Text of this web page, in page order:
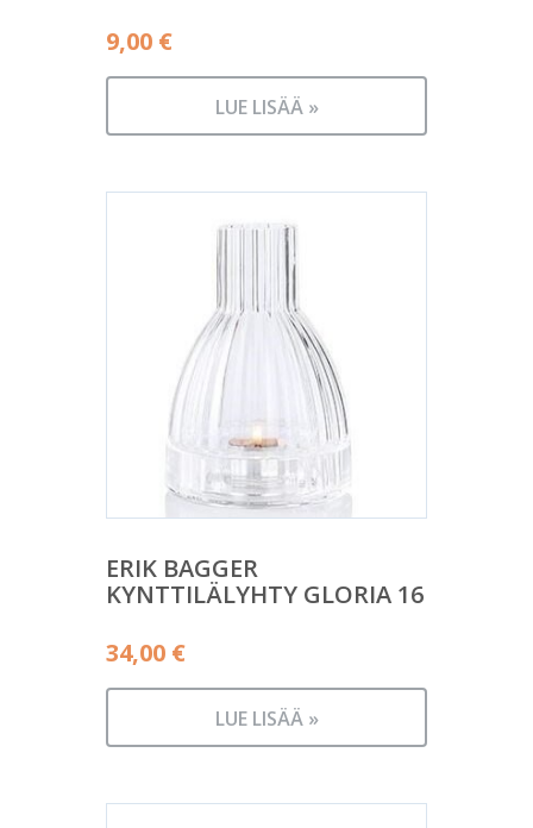
9,00 €
LUE LISÄÄ »
ERIK BAGGER
KYNTTILÄLYHTY GLORIA 16
34,00 €
LUE LISÄÄ »